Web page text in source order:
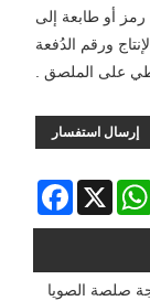
أو طابعة إلى
ورقم الدُفعة
على الملصق .
إرسال استفسار
Facebook X
صلصة الصويا